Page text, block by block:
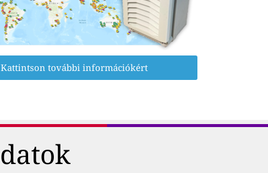
Kattintson további információkért